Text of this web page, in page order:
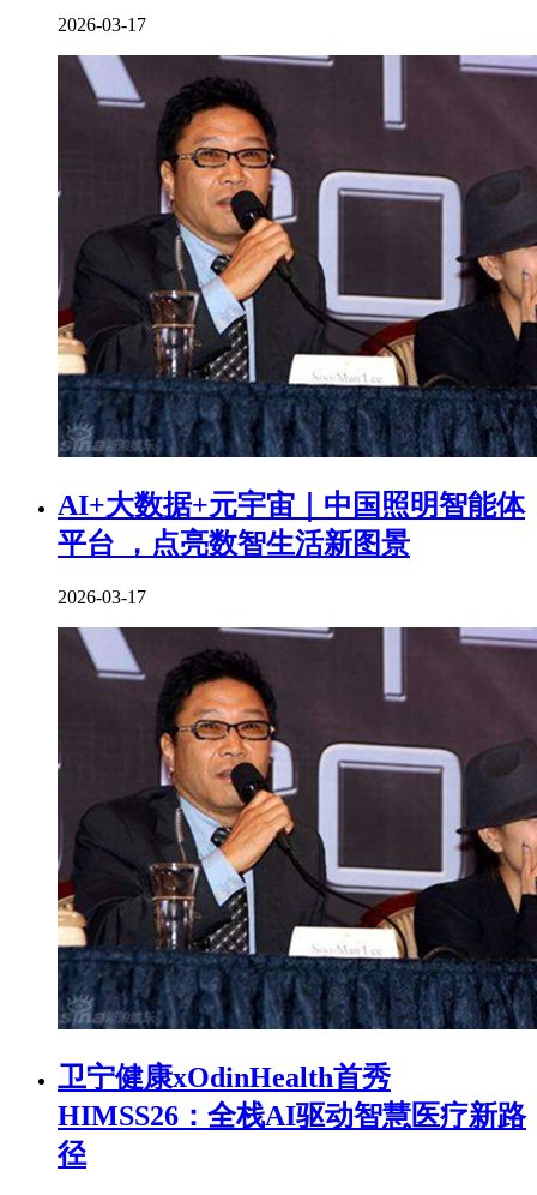
2026-03-17
AI+大数据+元宇宙｜中国照明智能体
平台 ，点亮数智生活新图景
2026-03-17
卫宁健康xOdinHealth首秀
HIMSS26：全栈AI驱动智慧医疗新路
径